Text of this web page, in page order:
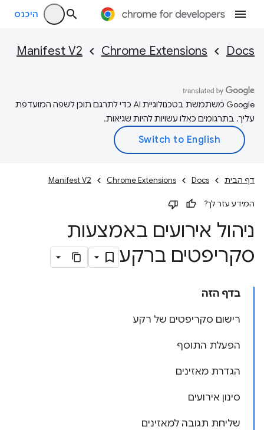
היכנס
Docs
Chrome Extensions
Manifest V2
‫Google משתמשת בטכנולוגיית AI כדי לתרגם תוכן לשפה המועדפת
עליך. בתרגומים כאלו עשויות להיות שגיאות.
דף הבית Docs
Chrome Extensions
Manifest V2
המידע עזר לך?
ניהול אירועים באמצעות
סקריפטים ברקע
בדף הזה
רישום סקריפטים של רקע
הפעלת התוסף
הגדרת מאזינים
סינון אירועים
שליחת תגובה למאזינים